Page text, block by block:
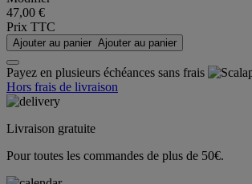
47,00 €
Prix TTC
Ajouter au panier Ajouter au panier
Payez en plusieurs échéances sans frais
Hors frais de livraison
Livraison gratuite
Pour toutes les commandes de plus de 50€.